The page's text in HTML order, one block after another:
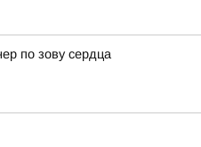
по зову сердца